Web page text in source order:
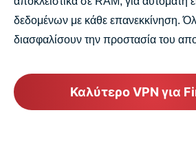
δεδομένων με κάθε επανεκκίνηση.
διασφαλίσουν την προστασία του
Καλύτερο VPN για